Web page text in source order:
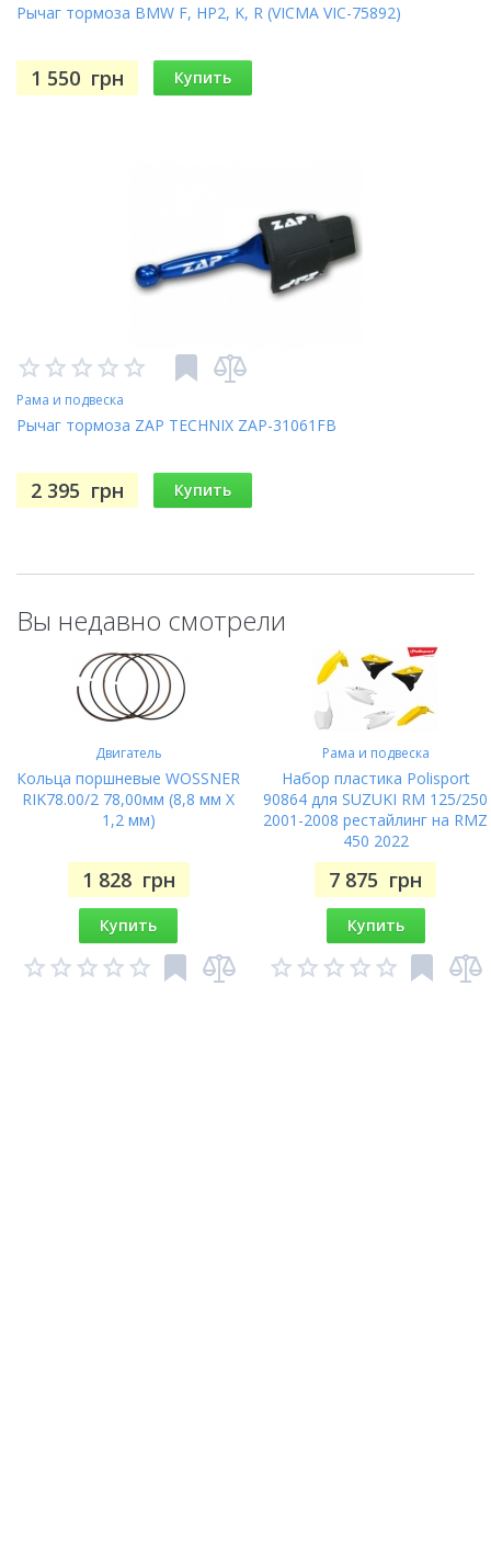
Рычаг тормоза BMW F, HP2, K, R (VICMA VIC-75892)
1 550 грн Купить
Рама и подвеска
Рычаг тормоза ZAP TECHNIX ZAP-31061FB
2 395 грн Купить
Вы недавно смотрели
Двигатель
Кольца поршневые WOSSNER
RIK78.00/2 78,00мм (8,8 мм X
1,2 мм)
1 828 грн
Купить
Рама и подвеска
Набор пластика Polisport
90864 для SUZUKI RM 125/250
2001-2008 рестайлинг на RMZ
450 2022
7 875 грн
Купить